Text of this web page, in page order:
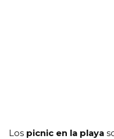
Los picnic en la playa